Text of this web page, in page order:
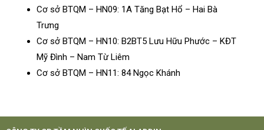
Cơ sở BTQM – HN09: 1A Tăng Bạt Hổ – Hai Bà
Trưng
Cơ sở BTQM – HN10: B2BT5 Lưu Hữu Phước – KĐT
Mỹ Đình – Nam Từ Liêm
Cơ sở BTQM – HN11: 84 Ngọc Khánh